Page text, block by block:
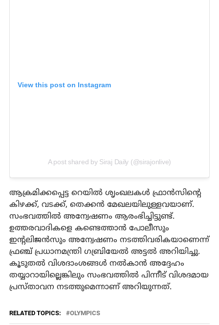
View this post on Instagram
A post shared by Siraj Daily (@sirajonlive)
ആക്രമിക്കപ്പെട്ട റെയില്‍ ശൃംഖലകള്‍ ഫ്രാന്‍സിന്റെ
കിഴക്ക്, വടക്ക്, തെക്കന്‍ മേഖലയിലുള്ളവയാണ്.
സംഭവത്തില്‍ അന്വേഷണം ആരംഭിച്ചിട്ടുണ്ട്.
ഉത്തരവാദികളെ കണ്ടെത്താന്‍ പോലീസും
ഇന്റലിജന്‍സും അന്വേഷണം നടത്തിവരികയാണെന്ന്
ഫ്രഞ്ച് പ്രധാനമന്ത്രി ഗബ്രിയേല്‍ അട്ടല്‍ അറിയിച്ചു.
കൂടുതല്‍ വിശദാംശങ്ങള്‍ നല്‍കാന്‍ അദ്ദേഹം
തയ്യാറായില്ലെങ്കിലും സംഭവത്തില്‍ പിന്നീട് വിശദമായ
പ്രസ്താവന നടത്തുമെന്നാണ് അറിയുന്നത്.
RELATED TOPICS: OLYMPICS